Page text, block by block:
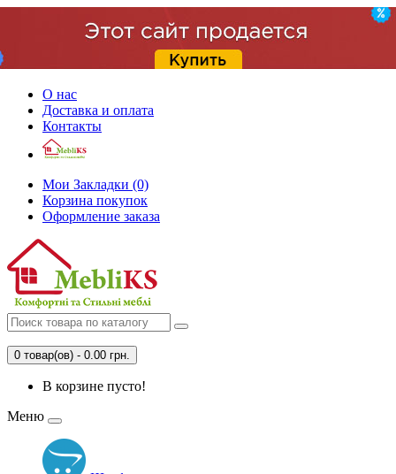
О нас
Доставка и оплата
Контакты
Мои Закладки (0)
Корзина покупок
Оформление заказа
0 товар(ов) - 0.00 грн.
В корзине пусто!
Меню